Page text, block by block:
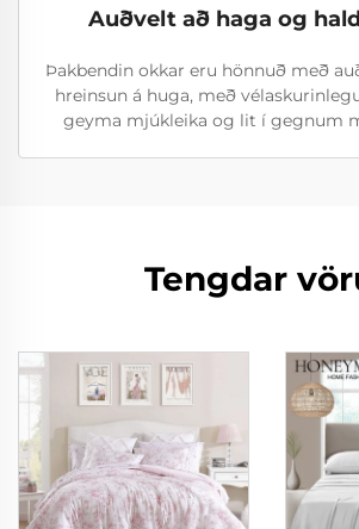
Auðvelt að haga og
Þakbendin okkar eru hönnuð með
hreinsun á huga, með
geyma mjúkleika og lit í gegnum
Tengdar